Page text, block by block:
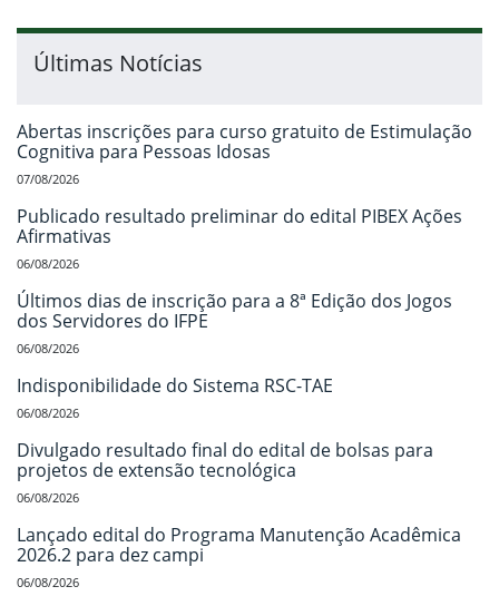
Últimas Notícias
Abertas inscrições para curso gratuito de Estimulação
Cognitiva para Pessoas Idosas
07/08/2026
Publicado resultado preliminar do edital PIBEX Ações
Afirmativas
06/08/2026
Últimos dias de inscrição para a 8ª Edição dos Jogos
dos Servidores do IFPE
06/08/2026
Indisponibilidade do Sistema RSC-TAE
06/08/2026
Divulgado resultado final do edital de bolsas para
projetos de extensão tecnológica
06/08/2026
Lançado edital do Programa Manutenção Acadêmica
2026.2 para dez campi
06/08/2026